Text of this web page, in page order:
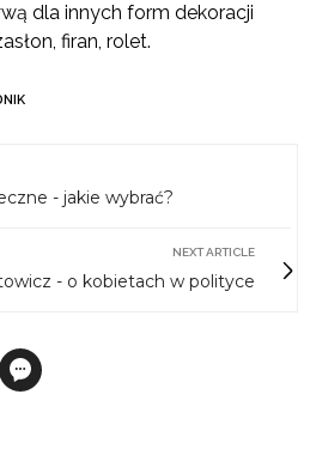
dla innych form dekoracji
firan, rolet.
- jakie wybrać?
NEXT ARTICLE
- o kobietach w polityce